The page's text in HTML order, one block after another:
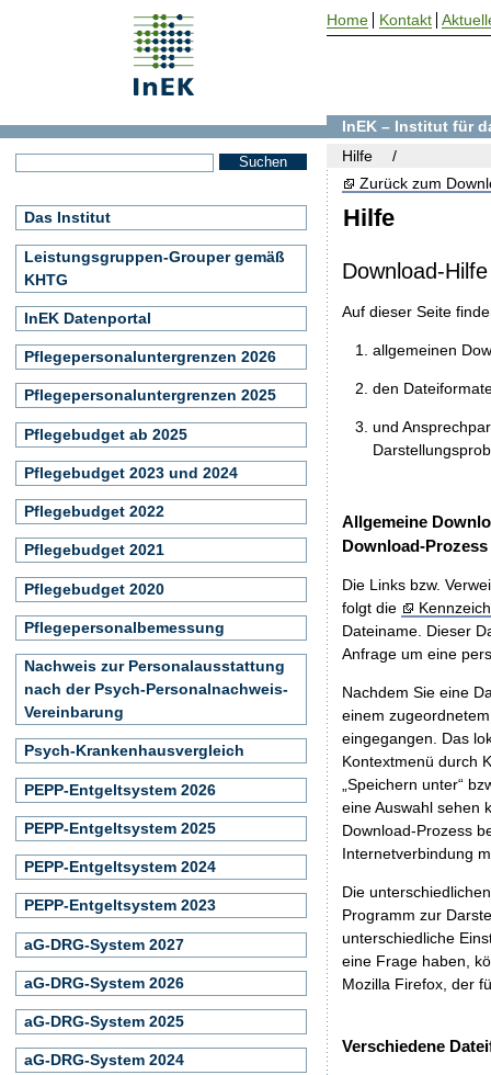
Hilfe
Zurück zum
Download-Hilfe
Auf dieser Seite
allgemeinen
den
und
Allgemeine
Download-Prozess
Die Links bzw.
folgt die
Dateiname. Dieser
Anfrage um eine
Nachdem Sie eine
einem
eingegangen. Das
Kontextmenü durch
„Speichern unter“
eine Auswahl sehen
Download-Prozess
Internetverbindung
Die
Programm zur
unterschiedliche
eine Frage haben,
Mozilla Firefox, der
Verschiedene
InEK – Institut für
Hilfe
Das Institut
Leistungsgruppen-Grouper gemäß
KHTG
InEK Datenportal
Pflegepersonaluntergrenzen 2026
Pflegepersonaluntergrenzen 2025
Pflegebudget ab 2025
Pflegebudget 2023 und 2024
Pflegebudget 2022
Pflegebudget 2021
Pflegebudget 2020
Pflegepersonalbemessung
Nachweis zur Personalausstattung
nach der Psych-Personalnachweis-
Vereinbarung
Psych-Krankenhausvergleich
PEPP-Entgeltsystem 2026
PEPP-Entgeltsystem 2025
PEPP-Entgeltsystem 2024
PEPP-Entgeltsystem 2023
aG-DRG-System 2027
aG-DRG-System 2026
aG-DRG-System 2025
aG-DRG-System 2024
Home Kontakt